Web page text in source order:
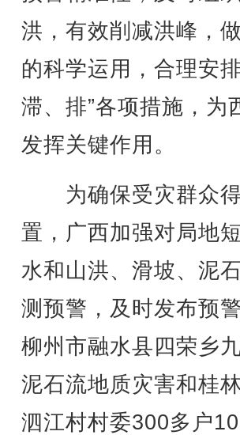
洪，有效削减洪峰，
的科学运用，合理安
滞、排”各项措施，为
发挥关键作用。
为确保受灾群众得
置，广西加强对局地
水和山洪、滑坡、泥
测预警，及时发布预
柳州市融水县四荣乡
泥石流地质灾害和桂
泗江村村委300多户